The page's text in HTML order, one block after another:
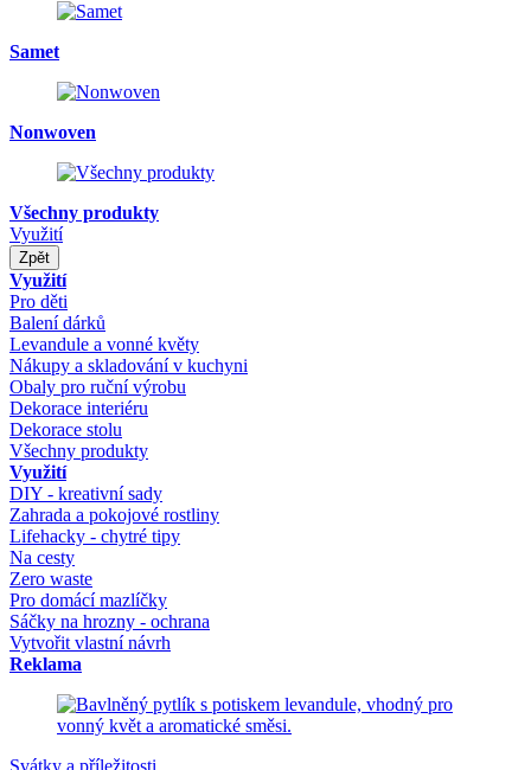
Samet
Nonwoven
Všechny produkty
Využití
Zpět
Využití
Pro děti
Balení dárků
Levandule a vonné květy
Nákupy a skladování v kuchyni
Obaly pro ruční výrobu
Dekorace interiéru
Dekorace stolu
Všechny produkty
Využití
DIY - kreativní sady
Zahrada a pokojové rostliny
Lifehacky - chytré tipy
Na cesty
Zero waste
Pro domácí mazlíčky
Sáčky na hrozny - ochrana
Vytvořit vlastní návrh
Reklama
Svátky a příležitosti